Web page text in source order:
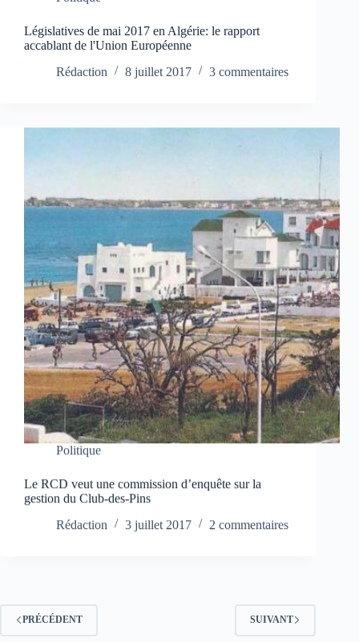
Législatives de mai 2017 en Algérie: le rapport
accablant de l'Union Européenne
Rédaction
8 juillet 2017 3 commentaires
Politique
Le RCD veut une commission d’enquête sur la
gestion du Club-des-Pins
Rédaction
3 juillet 2017 2 commentaires
PRÉCÉDENT SUIVANT